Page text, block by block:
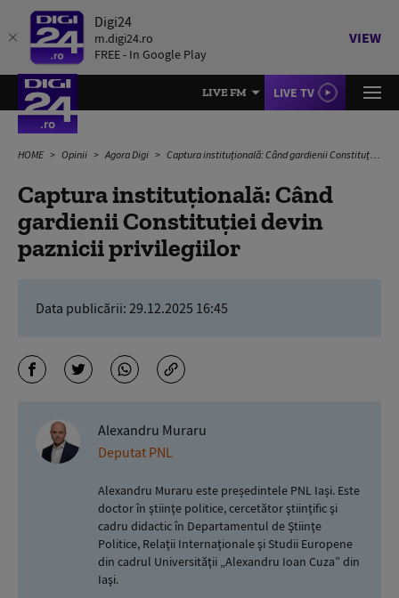
Digi24
m.digi24.ro
FREE - In Google Play
VIEW
LIVE FM LIVE TV
HOME Opinii Agora Digi Captura instituțională: Când gardienii Constituției devin paznicii privilegiilor
Captura instituțională: Când
gardienii Constituției devin
paznicii privilegiilor
Data publicării: 29.12.2025 16:45
Alexandru Muraru
Deputat PNL
Alexandru Muraru este președintele PNL Iași. Este
doctor în ştiinţe politice, cercetător ştiinţific şi
cadru didactic în Departamentul de Ştiinţe
Politice, Relaţii Internaţionale şi Studii Europene
din cadrul Universităţii „Alexandru Ioan Cuza” din
Iaşi.